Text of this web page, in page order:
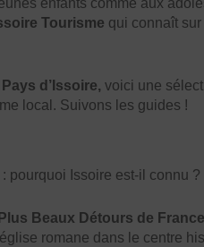
enfants comme aux
Tourisme qui connaît
d’Issoire, voici une
local. Suivons les guides !
pourquoi Issoire est-il connu ?
Plus Beaux Détours de France
romane dans le centre